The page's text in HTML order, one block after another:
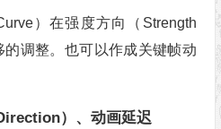
）在强度方向（Strength
调整。也可以作成关键帧动
）、动画延迟